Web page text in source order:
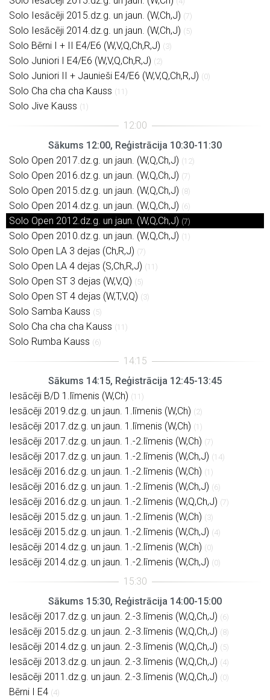
Solo Iesācēji 2015.dz.g. un jaun. (W,Ch,J) (7)
Solo Iesācēji 2014.dz.g. un jaun. (W,Ch,J) (5)
Solo Bērni I + II E4/E6 (W,V,Q,Ch,R,J) (3)
Solo Juniori I E4/E6 (W,V,Q,Ch,R,J) (2)
Solo Juniori II + Jaunieši E4/E6 (W,V,Q,Ch,R,J) (0)
Solo Cha cha cha Kauss (11)
Solo Jive Kauss (1)
Sākums 12:00, Reģistrācija 10:30-11:30
Solo Open 2017.dz.g. un jaun. (W,Q,Ch,J) (12)
Solo Open 2016.dz.g. un jaun. (W,Q,Ch,J) (7)
Solo Open 2015.dz.g. un jaun. (W,Q,Ch,J) (8)
Solo Open 2014.dz.g. un jaun. (W,Q,Ch,J) (6)
Solo Open 2012.dz.g. un jaun. (W,Q,Ch,J) (7)
Solo Open 2010.dz.g. un jaun. (W,Q,Ch,J) (1)
Solo Open LA 3 dejas (Ch,R,J) (7)
Solo Open LA 4 dejas (S,Ch,R,J) (11)
Solo Open ST 3 dejas (W,V,Q) (5)
Solo Open ST 4 dejas (W,T,V,Q) (3)
Solo Samba Kauss (5)
Solo Cha cha cha Kauss (11)
Solo Rumba Kauss (6)
Sākums 14:15, Reģistrācija 12:45-13:45
Iesācēji B/D 1.līmenis (W,Ch) (11)
Iesācēji 2019.dz.g. un jaun. 1.līmenis (W,Ch) (2)
Iesācēji 2017.dz.g. un jaun. 1.līmenis (W,Ch) (1)
Iesācēji 2017.dz.g. un jaun. 1.-2.līmenis (W,Ch) (7)
Iesācēji 2017.dz.g. un jaun. 1.-2.līmenis (W,Ch,J) (14)
Iesācēji 2016.dz.g. un jaun. 1.-2.līmenis (W,Ch) (1)
Iesācēji 2016.dz.g. un jaun. 1.-2.līmenis (W,Ch,J) (6)
Iesācēji 2016.dz.g. un jaun. 1.-2.līmenis (W,Q,Ch,J) (7)
Iesācēji 2015.dz.g. un jaun. 1.-2.līmenis (W,Ch) (3)
Iesācēji 2015.dz.g. un jaun. 1.-2.līmenis (W,Ch,J) (4)
Iesācēji 2014.dz.g. un jaun. 1.-2.līmenis (W,Ch) (0)
Iesācēji 2014.dz.g. un jaun. 1.-2.līmenis (W,Ch,J) (0)
Sākums 15:30, Reģistrācija 14:00-15:00
Iesācēji 2017.dz.g. un jaun. 2.-3.līmenis (W,Q,Ch,J) (6)
Iesācēji 2015.dz.g. un jaun. 2.-3.līmenis (W,Q,Ch,J) (8)
Iesācēji 2014.dz.g. un jaun. 2.-3.līmenis (W,Q,Ch,J) (5)
Iesācēji 2013.dz.g. un jaun. 2.-3.līmenis (W,Q,Ch,J) (4)
Iesācēji 2011.dz.g. un jaun. 2.-3.līmenis (W,Q,Ch,J) (0)
Bērni I E4 (4)